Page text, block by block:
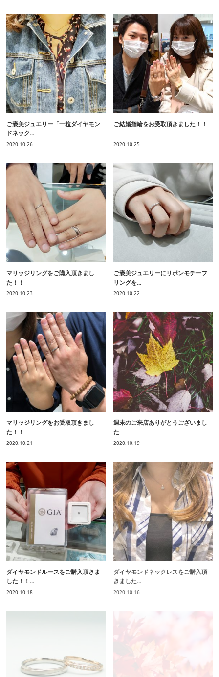
ご褒美ジュエリー「一粒ダイヤモン
ドネック...
2020.10.26
ご結婚指輪をお受取頂きました！！
2020.10.25
マリッジリングをご購入頂きまし
た！！
2020.10.23
ご褒美ジュエリーにリボンモチーフ
リングを...
2020.10.22
マリッジリングをお受取頂きまし
た！！
2020.10.21
週末のご来店ありがとうございまし
た
2020.10.19
ダイヤモンドルースをご購入頂きま
した！！...
2020.10.18
ダイヤモンドネックレスをご購入頂
きました...
2020.10.16